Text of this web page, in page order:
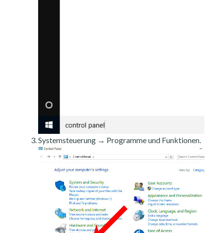
Systemsteuerung → Programme und Funktionen.